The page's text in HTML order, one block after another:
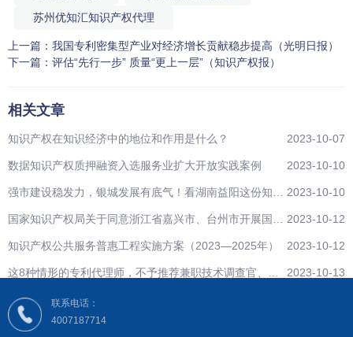
苏州优知汇知识产权代理
上一篇： 我国专利密集型产业对经济增长贡献稳步提高（光明日报）
下一篇： 评估“先行一步” 质量“更上一层”（知识产权报）
相关文章
2023-10-07
知识产权在知识经济中的地位和作用是什么？
2023-10-10
数据知识产权质押融资入选服务业扩大开放实践案例
2023-10-10
强市建设稳发力，银城发展有底气！看湖南益阳这份知识
2023-10-12
国家知识产权局关于同意浙江省嘉兴市、台州市开展国家
2023-10-12
知识产权公共服务普惠工程实施方案（2023—2025年）
2023-10-13
这8种情形的专利代理师，不予推荐兼职技术调查官、技
联系电话：
4007187714